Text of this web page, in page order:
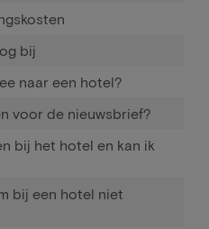
bij
naar een hotel?
voor de nieuwsbrief?
bij het hotel en kan ik
bij een hotel niet